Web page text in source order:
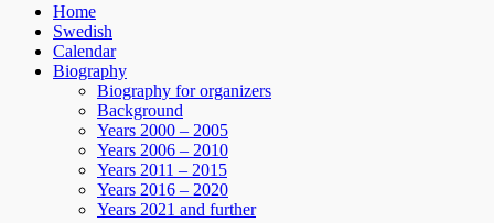
gäng att få hänga med under december.
Häng med oss ni med!
Boka biljetter via Ticketmaster.se. Välkomna! /
Helen
Home
Swedish
Calendar
Biography
Biography for organizers
Background
Years 2000 – 2005
Years 2006 – 2010
Years 2011 – 2015
Years 2016 – 2020
Years 2021 and further